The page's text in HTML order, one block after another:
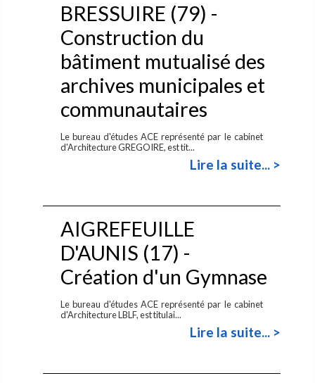
BRESSUIRE (79) -
Construction du
bâtiment mutualisé des
archives municipales et
communautaires
Le bureau d'études ACE représenté par le cabinet
d'Architecture GREGOIRE, est tit...
Lire la suite... >
AIGREFEUILLE
D'AUNIS (17) -
Création d'un Gymnase
Le bureau d'études ACE représenté par le cabinet
d'Architecture LBLF, est titulai...
Lire la suite... >